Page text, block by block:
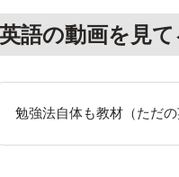
語の動画を見て
勉強法自体も教材（ただ